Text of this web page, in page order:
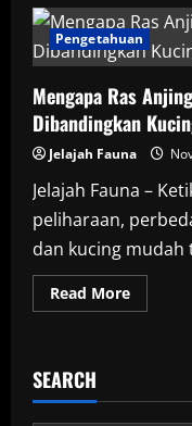
Pengetahuan
Mengapa Ras
Dibandingkan
Jelajah Fauna
Jelajah Fauna –
peliharaan,
dan kucing mudah
Read MoreRead
more
Jauh
SEARCH